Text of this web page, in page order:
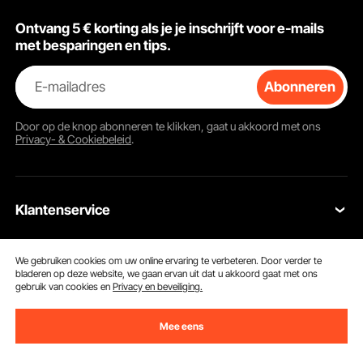
Ontvang 5 € korting als je je inschrijft voor e-mails
met besparingen en tips.
E-mailadres Abonneren
Door op de knopabonneren te klikken, gaat u akkoord met ons
Privacy- & Cookiebeleid.
Klantenservice
Retourneren en vervangingen
Bronnen
Over Ons
We gebruiken cookies om uw online ervaring te verbeteren. Door verder te
bladeren op deze website, we gaan ervan uit dat u akkoord gaat met ons
gebruik van cookies enPrivacy en beveiliging.
Mee eens